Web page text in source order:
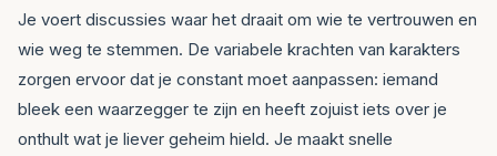
Je voert discussies waar het draait om wie te vertrouwen en
wie weg te stemmen. De variabele krachten van karakters
zorgen ervoor dat je constant moet aanpassen: iemand
bleek een waarzegger te zijn en heeft zojuist iets over je
onthult wat je liever geheim hield. Je maakt snelle